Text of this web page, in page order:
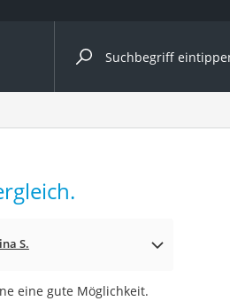
nach Kategorie
S.
eine gute Möglichkeit.